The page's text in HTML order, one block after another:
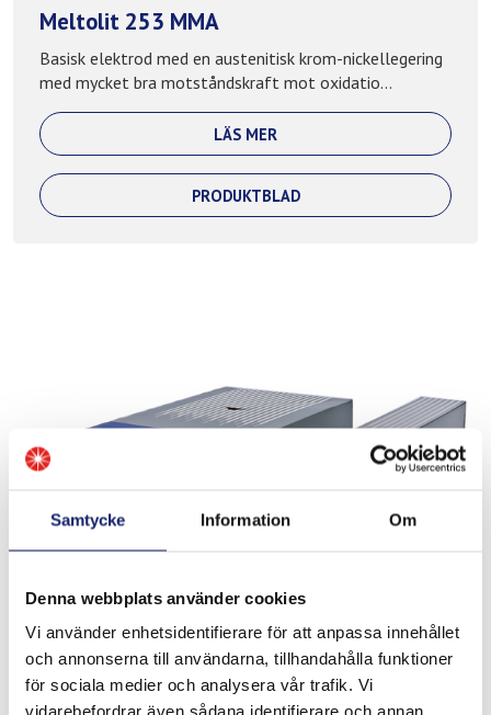
Samtycke Information Om
Denna webbplats använder cookies
Vi använder enhetsidentifierare för att anpassa innehållet
och annonserna till användarna, tillhandahålla funktioner
för sociala medier och analysera vår trafik. Vi
vidarebefordrar även sådana identifierare och annan
Meltolit 253 MMA
Basisk elektrod med en austenitisk krom-nickellegering
med mycket bra motståndskraft mot oxidatio...
LÄS MER
PRODUKTBLAD
Meltolit 312 E